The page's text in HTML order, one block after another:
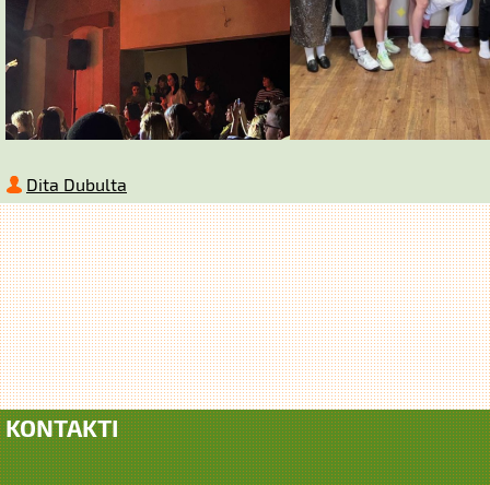
Dita Dubulta
KONTAKTI